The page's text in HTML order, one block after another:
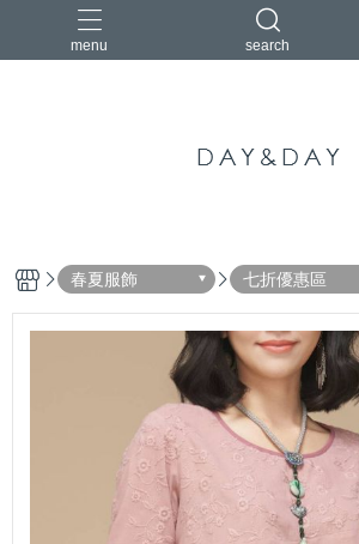
menu search
棉麻 茶禪服
春夏服飾 七折優惠區